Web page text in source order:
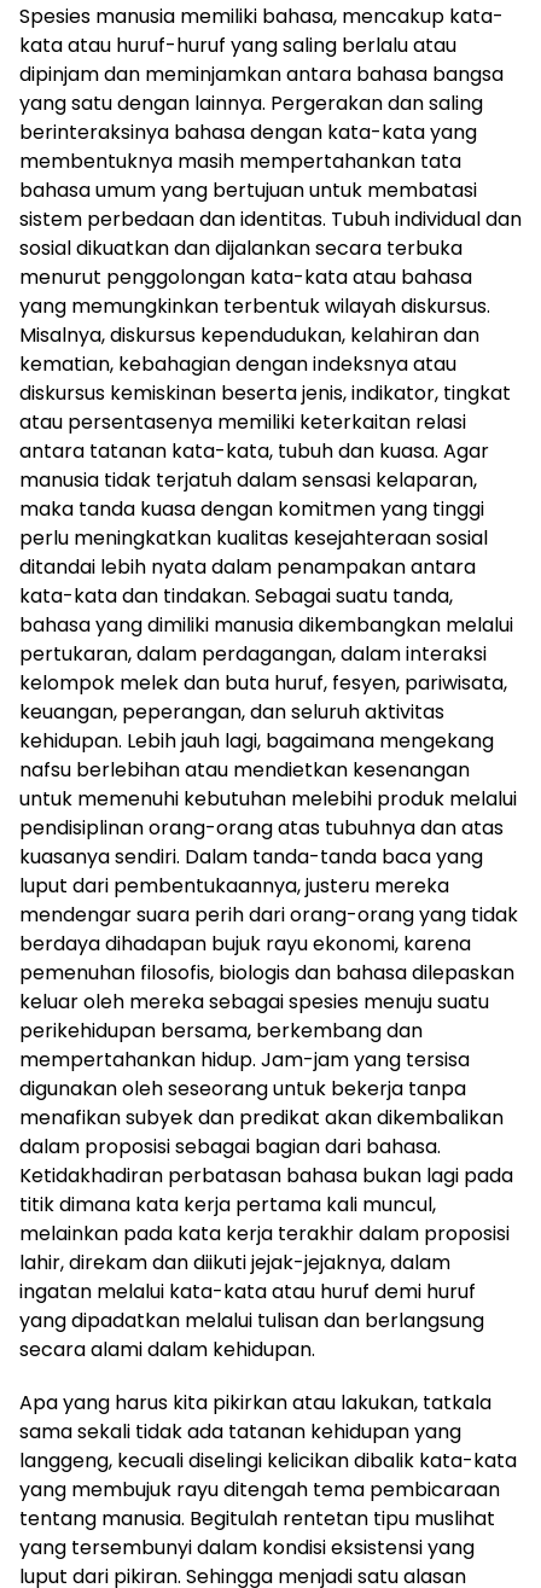
Spesies manusia memiliki bahasa, mencakup kata-
kata atau huruf-huruf yang saling berlalu atau
dipinjam dan meminjamkan antara bahasa bangsa
yang satu dengan lainnya. Pergerakan dan saling
berinteraksinya bahasa dengan kata-kata yang
membentuknya masih mempertahankan tata
bahasa umum yang bertujuan untuk membatasi
sistem perbedaan dan identitas. Tubuh individual dan
sosial dikuatkan dan dijalankan secara terbuka
menurut penggolongan kata-kata atau bahasa
yang memungkinkan terbentuk wilayah diskursus.
Misalnya, diskursus kependudukan, kelahiran dan
kematian, kebahagian dengan indeksnya atau
diskursus kemiskinan beserta jenis, indikator, tingkat
atau persentasenya memiliki keterkaitan relasi
antara tatanan kata-kata, tubuh dan kuasa. Agar
manusia tidak terjatuh dalam sensasi kelaparan,
maka tanda kuasa dengan komitmen yang tinggi
perlu meningkatkan kualitas kesejahteraan sosial
ditandai lebih nyata dalam penampakan antara
kata-kata dan tindakan. Sebagai suatu tanda,
bahasa yang dimiliki manusia dikembangkan melalui
pertukaran, dalam perdagangan, dalam interaksi
kelompok melek dan buta huruf, fesyen, pariwisata,
keuangan, peperangan, dan seluruh aktivitas
kehidupan. Lebih jauh lagi, bagaimana mengekang
nafsu berlebihan atau mendietkan kesenangan
untuk memenuhi kebutuhan melebihi produk melalui
pendisiplinan orang-orang atas tubuhnya dan atas
kuasanya sendiri. Dalam tanda-tanda baca yang
luput dari pembentukaannya, justeru mereka
mendengar suara perih dari orang-orang yang tidak
berdaya dihadapan bujuk rayu ekonomi, karena
pemenuhan filosofis, biologis dan bahasa dilepaskan
keluar oleh mereka sebagai spesies menuju suatu
perikehidupan bersama, berkembang dan
mempertahankan hidup. Jam-jam yang tersisa
digunakan oleh seseorang untuk bekerja tanpa
menafikan subyek dan predikat akan dikembalikan
dalam proposisi sebagai bagian dari bahasa.
Ketidakhadiran perbatasan bahasa bukan lagi pada
titik dimana kata kerja pertama kali muncul,
melainkan pada kata kerja terakhir dalam proposisi
lahir, direkam dan diikuti jejak-jejaknya, dalam
ingatan melalui kata-kata atau huruf demi huruf
yang dipadatkan melalui tulisan dan berlangsung
secara alami dalam kehidupan.
Apa yang harus kita pikirkan atau lakukan, tatkala
sama sekali tidak ada tatanan kehidupan yang
langgeng, kecuali diselingi kelicikan dibalik kata-kata
yang membujuk rayu ditengah tema pembicaraan
tentang manusia. Begitulah rentetan tipu muslihat
yang tersembunyi dalam kondisi eksistensi yang
luput dari pikiran. Sehingga menjadi satu alasan